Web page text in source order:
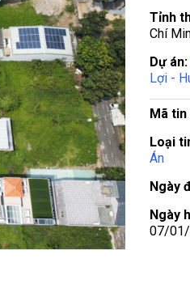
Tỉnh
Chí
Dự
Lợi -
Mã
Loại
Án
Ngày
Ngày
07/